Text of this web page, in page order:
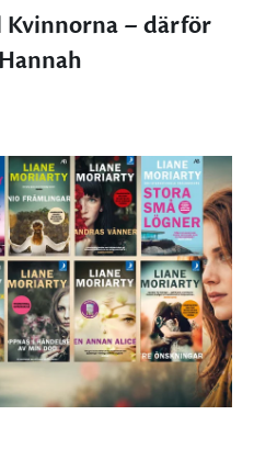
Kvinnorna – därför